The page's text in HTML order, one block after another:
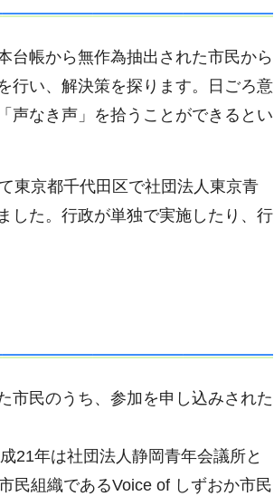
台帳から無作為抽出された市民から
行い、解決策を探ります。日ごろ意
声なき声」を拾うことができるとい
東京都千代田区で社団法人東京青
した。行政が単独で実施したり、行
市民のうち、参加を申し込みされた
21年は社団法人静岡青年会議所と
民組織であるVoice of しずおか市民